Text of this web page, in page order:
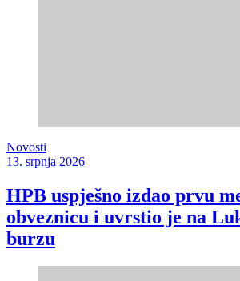
Novosti
13. srpnja 2026
HPB uspješno izdao prvu
obveznicu i uvrstio je na
burzu